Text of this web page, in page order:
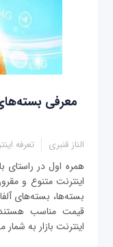
معرفی
الناز قنبری تعرفه
همره اول در راستای
اینترنت متنوع و
قیمت مناسب
اینترنت بازار به